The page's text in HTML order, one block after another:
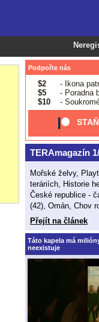
Podpořte nás
$2
- Ikona
$5
- Poradna
$10
-
TERAmagazín
Mořské želvy,
teráriích, Historie
České republice -
(42), Omán, Chov
Přejít na článek
Táto kapela má
neexistuje